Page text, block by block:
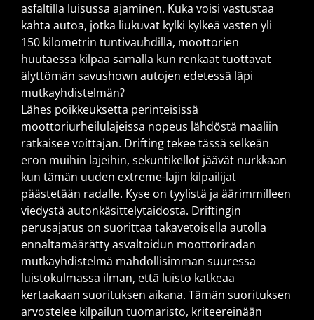
asfaltilla luisussa ajaminen. Kuka voisi vastustaa
kahta autoa, jotka liukuvat kylki kylkeä vasten yli
150 kilometrin tuntivauhdilla, moottorien
huutaessa kilpaa samalla kun renkaat tuottavat
älyttömän savushown autojen edetessä läpi
mutkayhdistelmän?
Lähes poikkeuksetta perinteisissä
moottoriurheilulajeissa nopeus lähdöstä maaliin
ratkaisee voittajan. Drifting tekee tässä selkeän
eron muihin lajeihin, sekuntikellot jäävät nurkkaan
kun tämän uuden extreme-lajin kilpailijat
päästetään radalle. Kyse on tyylistä ja äärimmilleen
viedystä autonkäsittelytaidosta. Driftingin
perusajatus on suorittaa takavetoisella autolla
ennaltamäärätty asvaltoidun moottoriradan
mutkayhdistelmä mahdollisimman suuressa
luistokulmassa ilman, että luisto katkeaa
kertaakaan suorituksen aikana. Tämän suorituksen
arvostelee kilpailun tuomaristo, kriteereinään